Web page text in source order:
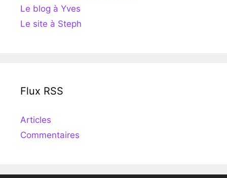
Le blog à Yves
Le site à Steph
Flux RSS
Articles
Commentaires